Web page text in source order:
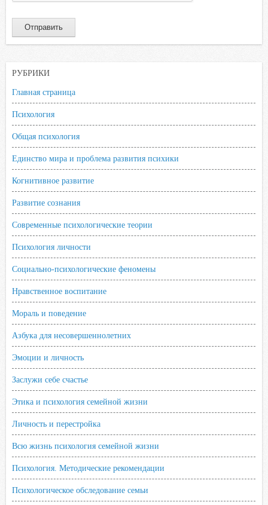
РУБРИКИ
Главная страница
Психология
Общая психология
Единство мира и проблема развития психики
Когнитивное развитие
Развитие сознания
Современные психологические теории
Психология личности
Социально-психологические феномены
Нравственное воспитание
Мораль и поведение
Азбука для несовершеннолетних
Эмоции и личность
Заслужи себе счастье
Этика и психология семейной жизни
Личность и перестройка
Всю жизнь психология семейной жизни
Психология. Методические рекомендации
Психологическое обследование семьи